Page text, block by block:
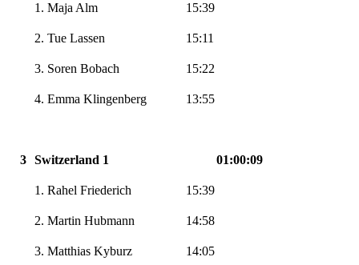
1. Maja Alm 15:39
2. Tue Lassen 15:11
3. Soren Bobach 15:22
4. Emma Klingenberg 13:55
3 Switzerland 1 01:00:09
1. Rahel Friederich 15:39
2. Martin Hubmann 14:58
3. Matthias Kyburz 14:05